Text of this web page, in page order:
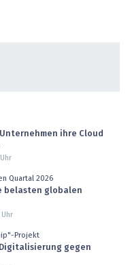
ihre Cloud
Quartal 2026
belasten globalen
Projekt
gegen